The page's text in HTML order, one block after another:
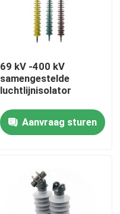
69 kV -400 kV
samengestelde
luchtlijnisolator
Aanvraag sturen